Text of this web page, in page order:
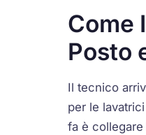
Come
Posto
Il tecnico
per le
fa è